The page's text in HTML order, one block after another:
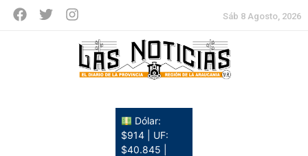
Sáb 8 Agosto, 2026
Dólar:
$914 | UF:
$40.845 |